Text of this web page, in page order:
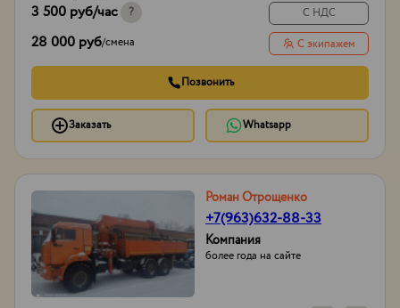
И другое...
20лет
Способ оплаты
нал/без нал с ндс и
без
3 500 руб/час ?
28 000 руб/смена
С НДС
С экипажем
Позвонить
Заказать Whatsapp
Роман Отрощенко
+7(963)632-88-33
Компания
более года на сайте